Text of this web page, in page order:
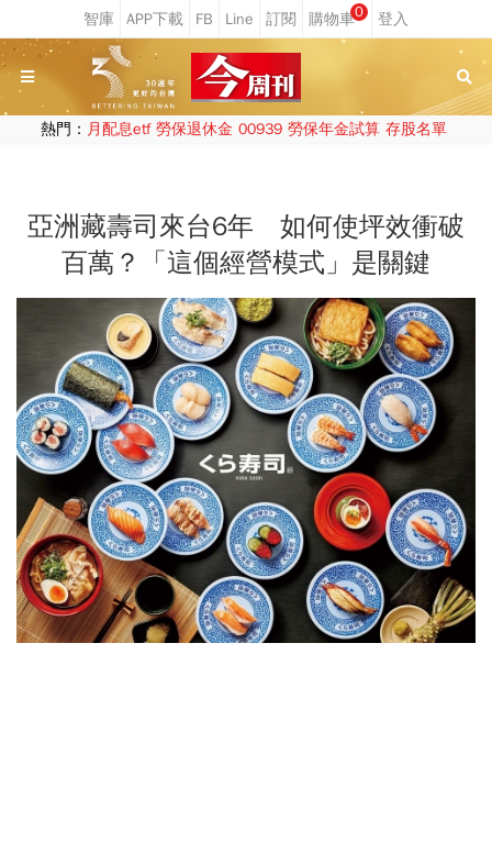
0
熱門： 月配息etf 勞保退休金 00939 勞保年金試算 存股名單
亞洲藏壽司來台6年 如何使坪效衝破
百萬？「這個經營模式」是關鍵